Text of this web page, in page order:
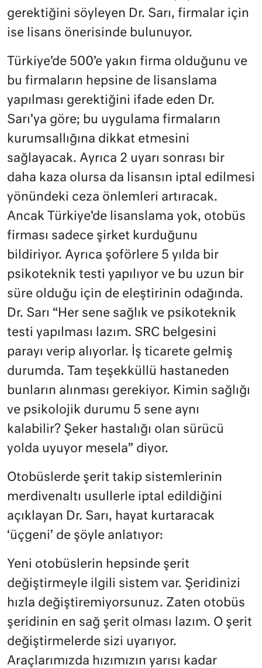
gerektiğini söyleyen Dr. Sarı, firmalar için
ise lisans önerisinde bulunuyor.
Türkiye’de 500’e yakın firma olduğunu ve
bu firmaların hepsine de lisanslama
yapılması gerektiğini ifade eden Dr.
Sarı’ya göre; bu uygulama firmaların
kurumsallığına dikkat etmesini
sağlayacak. Ayrıca 2 uyarı sonrası bir
daha kaza olursa da lisansın iptal edilmesi
yönündeki ceza önlemleri artıracak.
Ancak Türkiye’de lisanslama yok, otobüs
firması sadece şirket kurduğunu
bildiriyor. Ayrıca şoförlere 5 yılda bir
psikoteknik testi yapılıyor ve bu uzun bir
süre olduğu için de eleştirinin odağında.
Dr. Sarı “Her sene sağlık ve psikoteknik
testi yapılması lazım. SRC belgesini
parayı verip alıyorlar. İş ticarete gelmiş
durumda. Tam teşekküllü hastaneden
bunların alınması gerekiyor. Kimin sağlığı
ve psikolojik durumu 5 sene aynı
kalabilir? Şeker hastalığı olan sürücü
yolda uyuyor mesela” diyor.
Otobüslerde şerit takip sistemlerinin
merdivenaltı usullerle iptal edildiğini
açıklayan Dr. Sarı, hayat kurtaracak
‘üçgeni’ de şöyle anlatıyor:
Yeni otobüslerin hepsinde şerit
değiştirmeyle ilgili sistem var. Şeridinizi
hızla değiştiremiyorsunuz. Zaten otobüs
şeridinin en sağ şerit olması lazım. O şerit
değiştirmelerde sizi uyarıyor.
Araçlarımızda hızımızın yarısı kadar